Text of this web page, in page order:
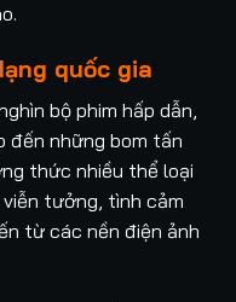
quốc gia
bộ phim hấp dẫn,
đến những bom tấn
thức nhiều thể loại
tưởng, tình cảm
từ các nền điện ảnh